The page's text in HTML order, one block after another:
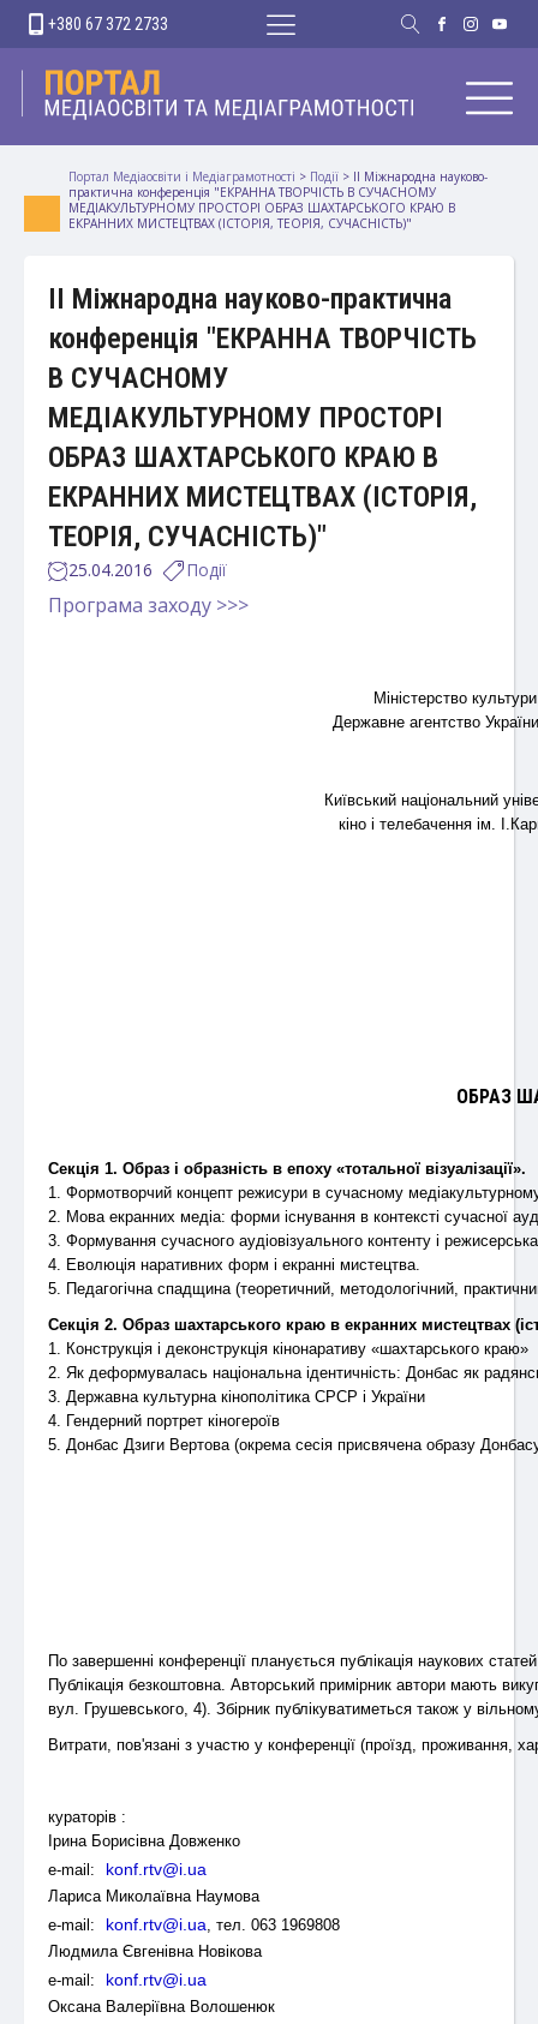
+380 67 372 2733
Портал Медіаосвіти і Медіаграмотності > Події > ІІ Міжнародна науково-
практична конференція "ЕКРАННА ТВОРЧІСТЬ В СУЧАСНОМУ
МЕДІАКУЛЬТУРНОМУ ПРОСТОРІ ОБРАЗ ШАХТАРСЬКОГО КРАЮ В
ЕКРАННИХ МИСТЕЦТВАХ (ІСТОРІЯ, ТЕОРІЯ, СУЧАСНІСТЬ)"
ІІ Міжнародна науково-практична
конференція "ЕКРАННА ТВОРЧІСТЬ
В СУЧАСНОМУ
МЕДІАКУЛЬТУРНОМУ ПРОСТОРІ
ОБРАЗ ШАХТАРСЬКОГО КРАЮ В
ЕКРАННИХ МИСТЕЦТВАХ (ІСТОРІЯ,
ТЕОРІЯ, СУЧАСНІСТЬ)"
25.04.2016 Події
Програма заходу >>>
Міністерство
Державне агентство
Київський національний
кіно і телебачення ім.
ОБРАЗ
Секція 1. Образ і образність в епоху «тотальної візуалізації».
1. Формотворчий концепт режисури в сучасному
2. Мова екранних медіа: форми існування в контексті сучасної
3. Формування сучасного аудіовізуального контенту і
4. Еволюція наративних форм і екранні мистецтва.
5. Педагогічна спадщина (теоретичний, методологічний,
Секція 2. Образ шахтарського краю в екранних мистецтвах
1. Конструкція і деконструкція кінонаративу «шахтарського краю»
2. Як деформувалась національна ідентичність: Донбас як
3. Державна культурна кінополітика СРСР і України
4. Гендерний портрет кіногероїв
5. Донбас Дзиги Вертова (окрема сесія присвячена образу
По завершенні конференції планується публікація наукових
Публікація безкоштовна. Авторський примірник автори мають
вул. Грушевського, 4). Збірник публікуватиметься також у
Витрати, пов'язані з участю у конференції (проїзд, проживання,
кураторів :
Ірина Борисівна Довженко
e-mail:
konf.rtv@i.ua
Лариса Миколаївна Наумова
e-mail:
konf.rtv@i.ua, тел. 063 1969808
Людмила Євгенівна Новікова
e-mail:
konf.rtv@i.ua
Оксана Валеріївна Волошенюк